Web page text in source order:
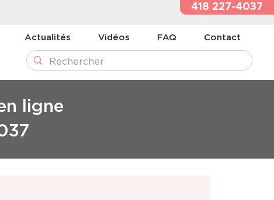
418 227-4037
Actualités Vidéos FAQ Contact
ligne